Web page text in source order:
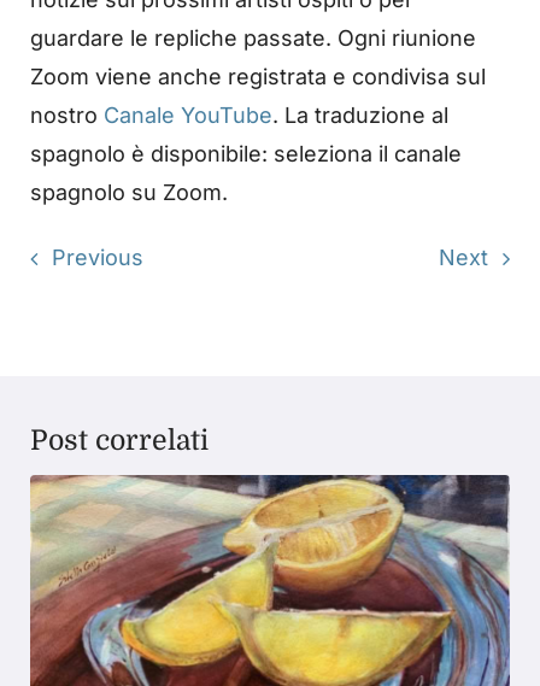
guardare le repliche passate. Ogni riunione
Zoom viene anche registrata e condivisa sul
nostro Canale YouTube. La traduzione al
spagnolo è disponibile: seleziona il canale
spagnolo su Zoom.
Previous Next
Post correlati